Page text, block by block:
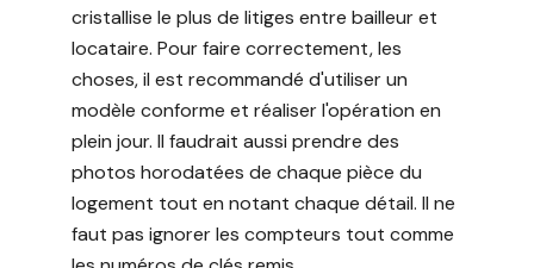
cristallise le plus de litiges entre bailleur et
locataire. Pour faire correctement, les
choses, il est recommandé d'utiliser un
modèle conforme et réaliser l'opération en
plein jour. Il faudrait aussi prendre des
photos horodatées de chaque pièce du
logement tout en notant chaque détail. Il ne
faut pas ignorer les compteurs tout comme